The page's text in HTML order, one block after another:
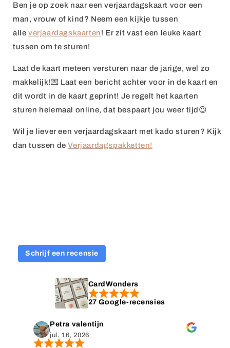
Ben je op zoek naar een verjaardagskaart voor een
man, vrouw of kind? Neem een kijkje tussen
alleverjaardagskaarten! Er zit vast een leuke kaart
tussen om te sturen!
Laat de kaart meteen versturen naar de jarige, wel zo
makkelijk!💌 Laat een bericht achter voor in de kaart en
dit wordt in de kaart geprint! Je regelt het kaarten
sturen helemaal online, dat bespaart jou weer tijd😉
Wil je liever een verjaardagskaart met kado sturen? Kijk
dan tussen deVerjaardagspakketten!
Schrijf een recensie
CardWonders
27 Google-recensies
Petra valentijn
jul. 16, 2026